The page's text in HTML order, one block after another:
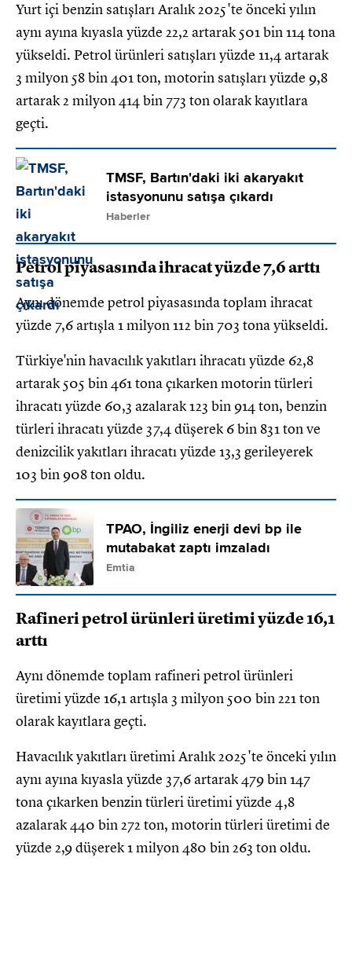
Yurt içi benzin satışları Aralık 2025'te önceki yılın
aynı ayına kıyasla yüzde 22,2 artarak 501 bin 114 tona
yükseldi. Petrol ürünleri satışları yüzde 11,4 artarak
3 milyon 58 bin 401 ton, motorin satışları yüzde 9,8
artarak 2 milyon 414 bin 773 ton olarak kayıtlara
geçti.
TMSF, Bartın'daki iki akaryakıt
istasyonunu satışa çıkardı
Haberler
Petrol piyasasında ihracat yüzde 7,6 arttı
Aynı dönemde petrol piyasasında toplam ihracat
yüzde 7,6 artışla 1 milyon 112 bin 703 tona yükseldi.
Türkiye'nin havacılık yakıtları ihracatı yüzde 62,8
artarak 505 bin 461 tona çıkarken motorin türleri
ihracatı yüzde 60,3 azalarak 123 bin 914 ton, benzin
türleri ihracatı yüzde 37,4 düşerek 6 bin 831 ton ve
denizcilik yakıtları ihracatı yüzde 13,3 gerileyerek
103 bin 908 ton oldu.
TPAO, İngiliz enerji devi bp ile
mutabakat zaptı imzaladı
Emtia
Rafineri petrol ürünleri üretimi yüzde 16,1
arttı
Aynı dönemde toplam rafineri petrol ürünleri
üretimi yüzde 16,1 artışla 3 milyon 500 bin 221 ton
olarak kayıtlara geçti.
Havacılık yakıtları üretimi Aralık 2025'te önceki yılın
aynı ayına kıyasla yüzde 37,6 artarak 479 bin 147
tona çıkarken benzin türleri üretimi yüzde 4,8
azalarak 440 bin 272 ton, motorin türleri üretimi de
yüzde 2,9 düşerek 1 milyon 480 bin 263 ton oldu.​​​​​​​